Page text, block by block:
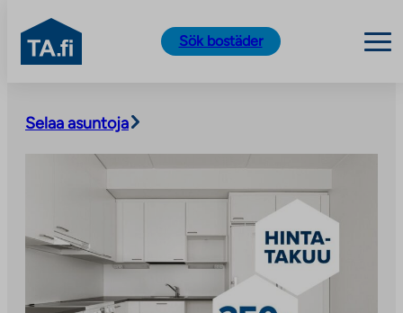
content
TA.fi
Sök bostäder
Selaa asuntoja